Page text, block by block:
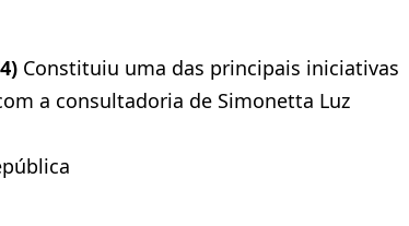
Constituiu uma das principais iniciativas
a consultadoria de Simonetta Luz